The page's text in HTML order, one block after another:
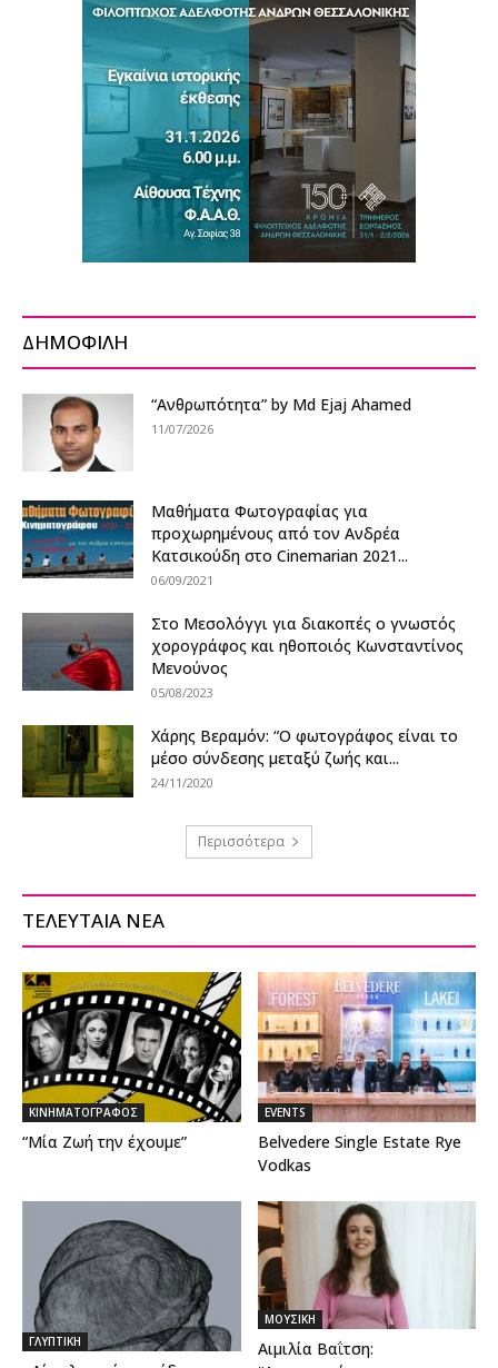
ΔΗΜΟΦΙΛΗ
“Ανθρωπότητα” by Md Ejaj Ahamed
11/07/2026
Μαθήματα Φωτογραφίας για
προχωρημένους από τον Ανδρέα
Κατσικούδη στο Cinemarian 2021...
06/09/2021
Στο Μεσολόγγι για διακοπές ο γνωστός
χορογράφος και ηθοποιός Κωνσταντίνος
Μενούνος
05/08/2023
Χάρης Βεραμόν: “Ο φωτογράφος είναι το
μέσο σύνδεσης μεταξύ ζωής και...
24/11/2020
Περισσότερα
ΤΕΛΕΥΤΑΙΑ ΝΕΑ
ΚΙΝΗΜΑΤΟΓΡΑΦΟΣ
“Μία Ζωή την έχουμε”
EVENTS
Belvedere Single Estate Rye
Vodkas
ΓΛΥΠΤΙΚΗ
ΜΟΥΣΙΚΗ
Αιμιλία Βαΐτση: